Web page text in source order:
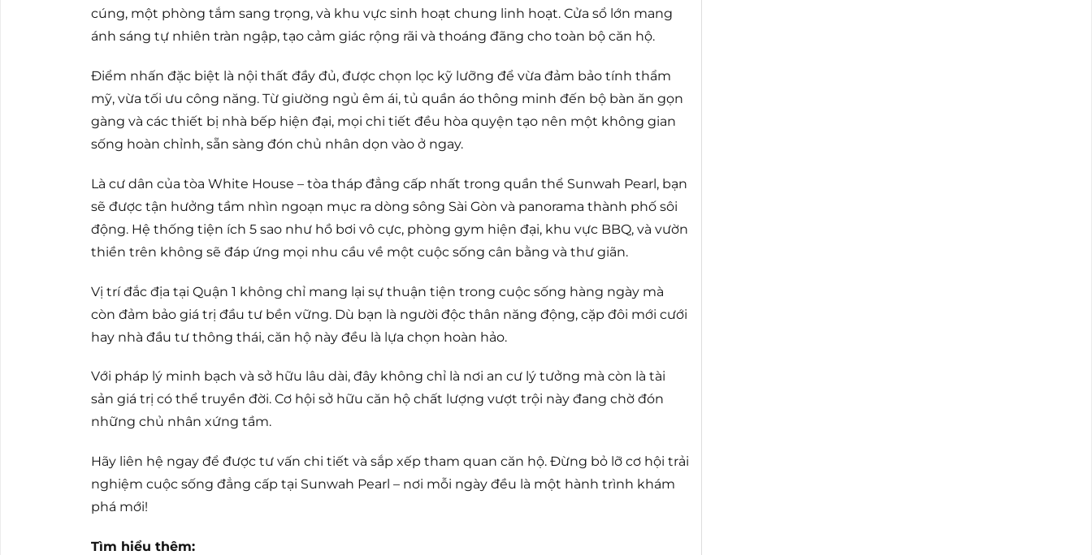
cúng, một phòng tắm sang trọng, và khu vực sinh hoạt chung linh hoạt. Cửa sổ lớn mang
ánh sáng tự nhiên tràn ngập, tạo cảm giác rộng rãi và thoáng đãng cho toàn bộ căn hộ.
Điểm nhấn đặc biệt là nội thất đầy đủ, được chọn lọc kỹ lưỡng để vừa đảm bảo tính thẩm
mỹ, vừa tối ưu công năng. Từ giường ngủ êm ái, tủ quần áo thông minh đến bộ bàn ăn gọn
gàng và các thiết bị nhà bếp hiện đại, mọi chi tiết đều hòa quyện tạo nên một không gian
sống hoàn chỉnh, sẵn sàng đón chủ nhân dọn vào ở ngay.
Là cư dân của tòa White House – tòa tháp đẳng cấp nhất trong quần thể Sunwah Pearl, bạn
sẽ được tận hưởng tầm nhìn ngoạn mục ra dòng sông Sài Gòn và panorama thành phố sôi
động. Hệ thống tiện ích 5 sao như hồ bơi vô cực, phòng gym hiện đại, khu vực BBQ, và vườn
thiền trên không sẽ đáp ứng mọi nhu cầu về một cuộc sống cân bằng và thư giãn.
Vị trí đắc địa tại Quận 1 không chỉ mang lại sự thuận tiện trong cuộc sống hàng ngày mà
còn đảm bảo giá trị đầu tư bền vững. Dù bạn là người độc thân năng động, cặp đôi mới cưới
hay nhà đầu tư thông thái, căn hộ này đều là lựa chọn hoàn hảo.
Với pháp lý minh bạch và sở hữu lâu dài, đây không chỉ là nơi an cư lý tưởng mà còn là tài
sản giá trị có thể truyền đời. Cơ hội sở hữu căn hộ chất lượng vượt trội này đang chờ đón
những chủ nhân xứng tầm.
Hãy liên hệ ngay để được tư vấn chi tiết và sắp xếp tham quan căn hộ. Đừng bỏ lỡ cơ hội trải
nghiệm cuộc sống đẳng cấp tại Sunwah Pearl – nơi mỗi ngày đều là một hành trình khám
phá mới!
Tìm hiểu thêm: